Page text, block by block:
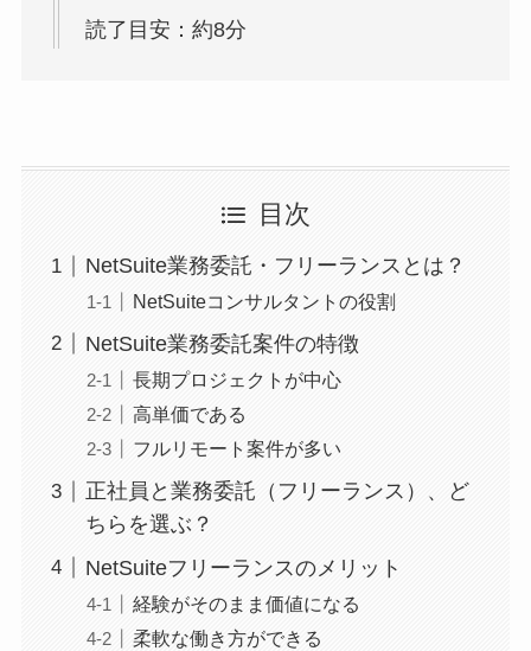
読了目安：約8分
目次
NetSuite業務委託・フリーランスとは？
NetSuiteコンサルタントの役割
NetSuite業務委託案件の特徴
長期プロジェクトが中心
高単価である
フルリモート案件が多い
正社員と業務委託（フリーランス）、ど
ちらを選ぶ？
NetSuiteフリーランスのメリット
経験がそのまま価値になる
柔軟な働き方ができる